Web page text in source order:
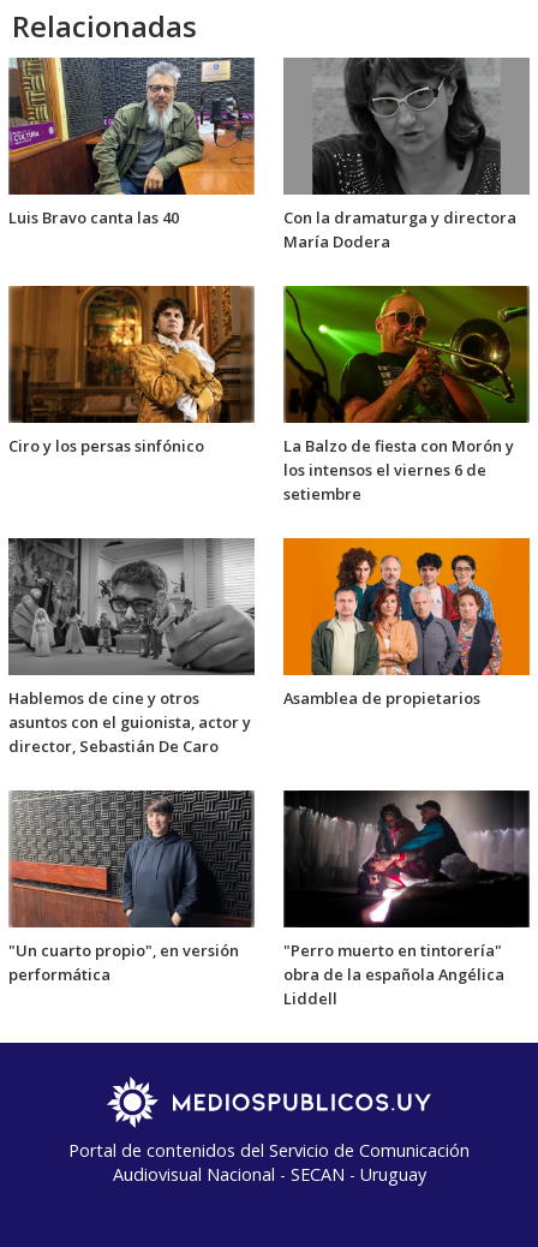
Relacionadas
Luis Bravo canta las 40
Con la dramaturga y directora
María Dodera
Ciro y los persas sinfónico
La Balzo de fiesta con Morón y
los intensos el viernes 6 de
setiembre
Hablemos de cine y otros
asuntos con el guionista, actor y
director, Sebastián De Caro
Asamblea de propietarios
"Un cuarto propio", en versión
performática
"Perro muerto en tintorería"
obra de la española Angélica
Liddell
Portal de contenidos del Servicio de Comunicación
Audiovisual Nacional - SECAN - Uruguay